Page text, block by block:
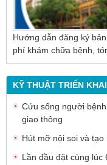
Hướng dẫn đăng ký
phí khám chữa bệnh,
KỸ THUẬT TRIỂN KHAI
Cứu sống người
giao thông
Hút mỡ nội soi và
Lần đầu đặt cùng lúc